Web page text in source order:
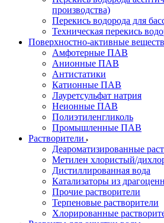
производства)
Перекись водорода для
Техническая перекись
Поверхностно-активные
Амфотерные ПАВ
Анионные ПАВ
Антистатики
Катионные ПАВ
Лауретсульфат натрия
Неионные ПАВ
Полиэтиленгликоль
Промышленные ПАВ
Растворители
Деароматизированные
Метилен хлористый/
Дистиллированная вода
Катализаторы из
Прочие растворители
Терпеновые растворители
Хлорированные